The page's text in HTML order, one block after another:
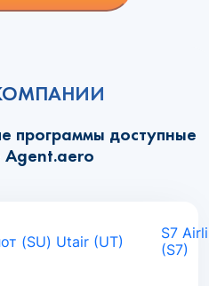
программы доступные
Agent.aero
(SU) Utair (UT)
S7
(S7)